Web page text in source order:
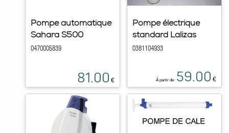
Pompe automatique
Sahara S500
0470005839
81.00 €
Pompe électrique
standard Lalizas
0381104933
À partir de 59.00 €